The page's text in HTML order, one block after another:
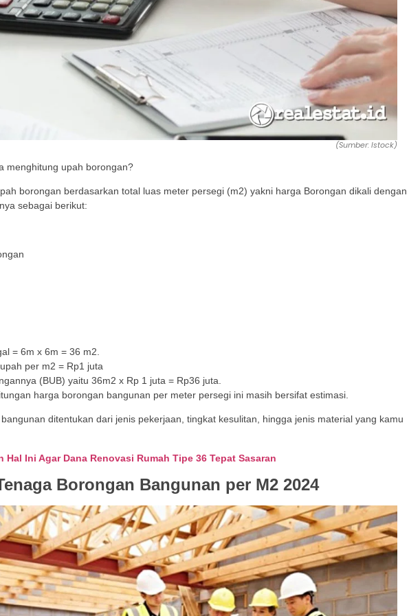
(Sumber: Istock)
menghitung upah borongan?
borongan berdasarkan total luas meter persegi (m2) yakni harga Borongan dikali dengan
sebagai berikut:
= 6m x 6m = 36 m2.
per m2 = Rp1 juta
(BUB) yaitu 36m2 x Rp 1 juta = Rp36 juta.
harga borongan bangunan per meter persegi ini masih bersifat estimasi.
ditentukan dari jenis pekerjaan, tingkat kesulitan, hingga jenis material yang kamu
Hal Ini Agar Dana Renovasi Rumah Tipe 36 Tepat Sasaran
Borongan Bangunan per M2 2024